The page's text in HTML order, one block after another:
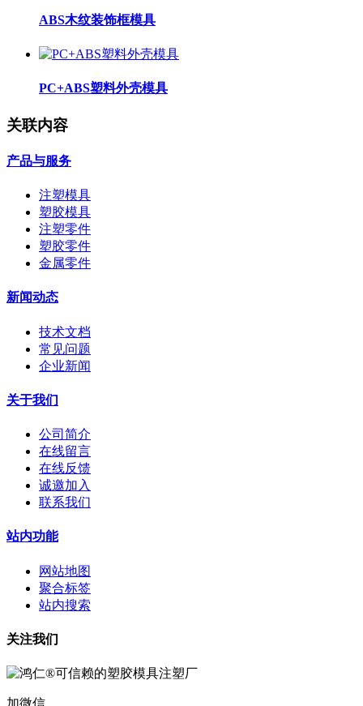
ABS木纹装饰框模具
PC+ABS塑料外壳模具
关联内容
产品与服务
注塑模具
塑胶模具
注塑零件
塑胶零件
金属零件
新闻动态
技术文档
常见问题
企业新闻
关于我们
公司简介
在线留言
在线反馈
诚邀加入
联系我们
站内功能
网站地图
聚合标签
站内搜索
关注我们